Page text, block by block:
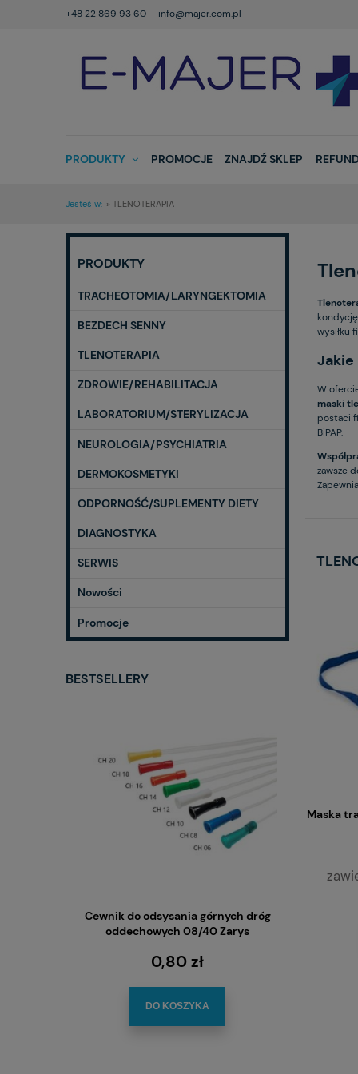
+48 22 869 93 60 info@majer.com.pl
PRODUKTY PROMOCJE ZNAJDŹ SKLEP
Jesteś w: » TLENOTERAPIA
PRODUKTY
TRACHEOTOMIA/LARYNGEKTOMIA
BEZDECH SENNY
TLENOTERAPIA
ZDROWIE/REHABILITACJA
LABORATORIUM/STERYLIZACJA
NEUROLOGIA/PSYCHIATRIA
DERMOKOSMETYKI
ODPORNOŚĆ/SUPLEMENTY DIETY
DIAGNOSTYKA
SERWIS
Nowości
Promocje
BESTSELLERY
Cewnik do odsysania górnych dróg
oddechowych 08/40 Zarys
0,80 zł
DO KOSZYKA
Cewnik
górnych
wysiłku
W
maski
postaci
BiPAP.
zawsze
Maska